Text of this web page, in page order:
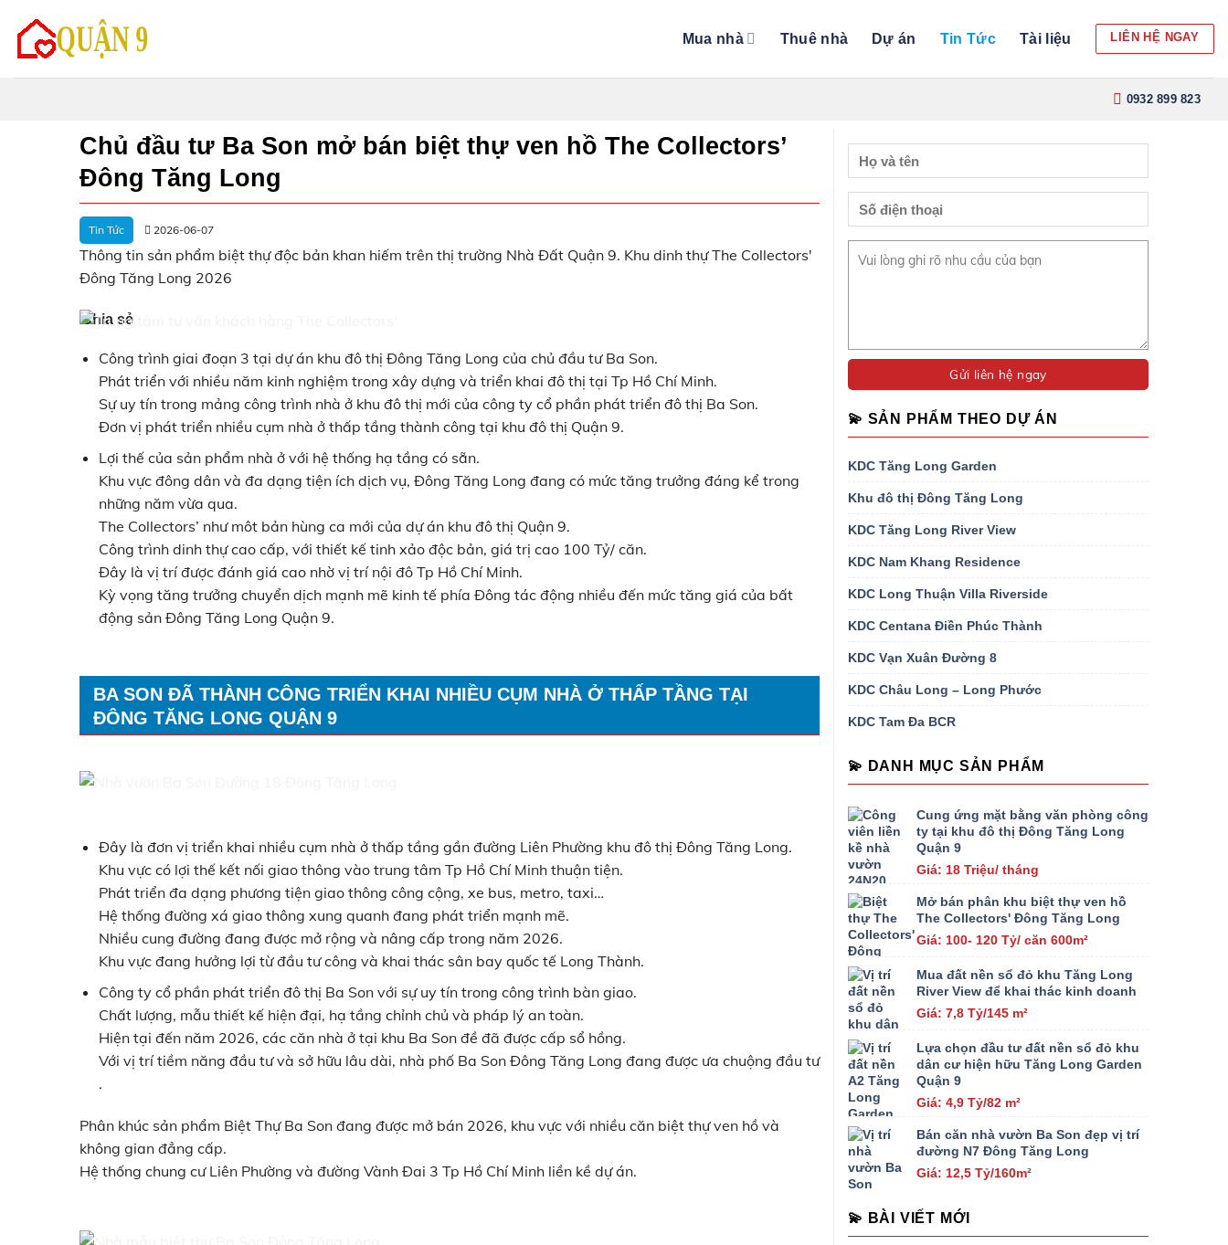
content
Mua nhà Thuê nhà Dự án Tin Tức Tài liệu LIÊN HỆ NGAY
0932 899 823
Chủ đầu tư Ba Son mở bán biệt thự ven hồ The Collectors’
Đông Tăng Long
Tin Tức 2026-06-07
Thông tin sản phẩm biệt thự độc bản khan hiếm trên thị trường Nhà Đất Quận 9. Khu dinh thự The Collectors'
Đông Tăng Long 2026
Chia sẻ
Công trình giai đoạn 3 tại dự án khu đô thị Đông Tăng Long của chủ đầu tư Ba Son.
Phát triển với nhiều năm kinh nghiệm trong xây dựng và triển khai đô thị tại Tp Hồ Chí Minh.
Sự uy tín trong mảng công trình nhà ở khu đô thị mới của công ty cổ phần phát triển đô thị Ba Son.
Đơn vị phát triển nhiều cụm nhà ở thấp tầng thành công tại khu đô thị Quận 9.
Lợi thế của sản phẩm nhà ở với hệ thống hạ tầng có sẵn.
Khu vực đông dân và đa dạng tiện ích dịch vụ, Đông Tăng Long đang có mức tăng trưởng đáng kể trong
những năm vừa qua.
The Collectors’ như môt bản hùng ca mới của dự án khu đô thị Quận 9.
Công trình dinh thự cao cấp, với thiết kế tinh xảo độc bản, giá trị cao 100 Tỷ/ căn.
Đây là vị trí được đánh giá cao nhờ vị trí nội đô Tp Hồ Chí Minh.
Kỳ vọng tăng trưởng chuyển dịch mạnh mẽ kinh tế phía Đông tác động nhiều đến mức tăng giá của bất
động sản Đông Tăng Long Quận 9.
BA SON ĐÃ THÀNH CÔNG TRIỂN KHAI NHIỀU CỤM NHÀ Ở THẤP TẦNG TẠI
ĐÔNG TĂNG LONG QUẬN 9
Đây là đơn vị triển khai nhiều cụm nhà ở thấp tầng gần đường Liên Phường khu đô thị Đông Tăng Long.
Khu vực có lợi thế kết nối giao thông vào trung tâm Tp Hồ Chí Minh thuận tiện.
Phát triển đa dạng phương tiện giao thông công cộng, xe bus, metro, taxi…
Hệ thống đường xá giao thông xung quanh đang phát triển mạnh mẽ.
Nhiều cung đường đang được mở rộng và nâng cấp trong năm 2026.
Khu vực đang hưởng lợi từ đầu tư công và khai thác sân bay quốc tế Long Thành.
Công ty cổ phần phát triển đô thị Ba Son với sự uy tín trong công trình bàn giao.
Chất lượng, mẫu thiết kế hiện đại, hạ tầng chỉnh chủ và pháp lý an toàn.
Hiện tại đến năm 2026, các căn nhà ở tại khu Ba Son đề đã được cấp sổ hồng.
Với vị trí tiềm năng đầu tư và sở hữu lâu dài, nhà phố Ba Son Đông Tăng Long đang được ưa chuộng đầu tư
.
Phân khúc sản phẩm Biệt Thự Ba Son đang được mở bán 2026, khu vực với nhiều căn biệt thự ven hồ và
không gian đẳng cấp.
Hệ thống chung cư Liên Phường và đường Vành Đai 3 Tp Hồ Chí Minh liền kề dự án.
💫 SẢN PHẨM THEO DỰ ÁN
KDC Tăng Long Garden
Khu đô thị Đông Tăng Long
KDC Tăng Long River View
KDC Nam Khang Residence
KDC Long Thuận Villa Riverside
KDC Centana Điền Phúc Thành
KDC Vạn Xuân Đường 8
KDC Châu Long – Long Phước
KDC Tam Đa BCR
💫 DANH MỤC SẢN PHẨM
Cung ứng mặt bằng văn phòng công
ty tại khu đô thị Đông Tăng Long
Quận 9
Giá: 18 Triệu/ tháng
Mở bán phân khu biệt thự ven hồ
The Collectors' Đông Tăng Long
Giá: 100- 120 Tỷ/ căn 600m²
Mua đất nền sổ đỏ khu Tăng Long
River View để khai thác kinh doanh
Giá: 7,8 Tỷ/145 m²
Lựa chọn đầu tư đất nền sổ đỏ khu
dân cư hiện hữu Tăng Long Garden
Quận 9
Giá: 4,9 Tỷ/82 m²
Bán căn nhà vườn Ba Son đẹp vị trí
đường N7 Đông Tăng Long
Giá: 12,5 Tỷ/160m²
💫 BÀI VIẾT MỚI